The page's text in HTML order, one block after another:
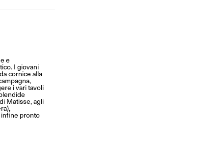
e
I giovani
cornice alla
i vari tavoli
Matisse, agli
infine pronto